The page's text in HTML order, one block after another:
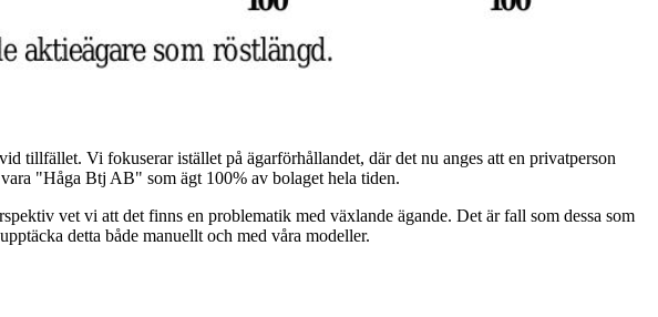
tillfället. Vi fokuserar istället på ägarförhållandet, där det nu anges att en privatperson
"Håga Btj AB" som ägt 100% av bolaget hela tiden.
vet vi att det finns en problematik med växlande ägande. Det är fall som dessa som
detta både manuellt och med våra modeller.